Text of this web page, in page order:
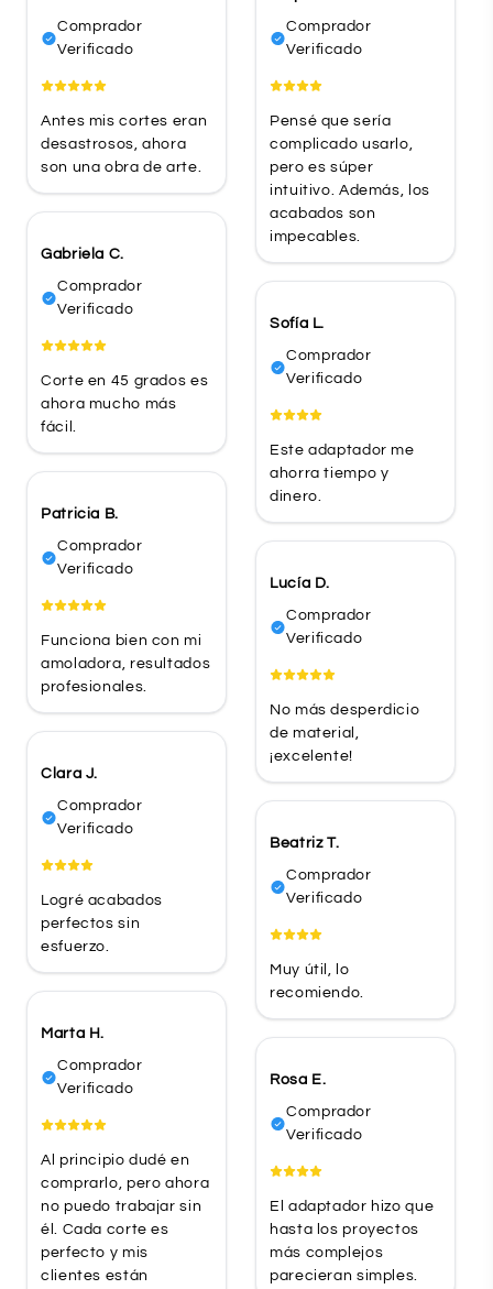
Comprador
Verificado
Antes mis cortes eran
desastrosos, ahora
son una obra de arte.
Comprador
Verificado
Pensé que sería
complicado usarlo,
pero es súper
intuitivo. Además, los
acabados son
impecables.
Gabriela C.
Comprador
Verificado
Corte en 45 grados es
ahora mucho más
fácil.
Sofía L.
Comprador
Verificado
Este adaptador me
ahorra tiempo y
dinero.
Patricia B.
Comprador
Verificado
Funciona bien con mi
amoladora, resultados
profesionales.
Lucía D.
Comprador
Verificado
No más desperdicio
de material,
¡excelente!
Clara J.
Comprador
Verificado
Logré acabados
perfectos sin
esfuerzo.
Beatriz T.
Comprador
Verificado
Muy útil, lo
recomiendo.
Marta H.
Comprador
Verificado
Al principio dudé en
comprarlo, pero ahora
no puedo trabajar sin
él. Cada corte es
perfecto y mis
clientes están
Rosa E.
Comprador
Verificado
El adaptador hizo que
hasta los proyectos
más complejos
parecieran simples.